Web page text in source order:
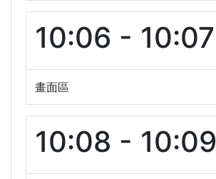
10:06 - 10:07
畫面區
10:08 - 10:09